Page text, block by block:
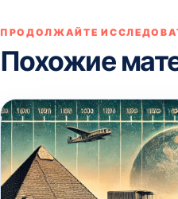
ПРОДОЛЖАЙТЕ
Похожие